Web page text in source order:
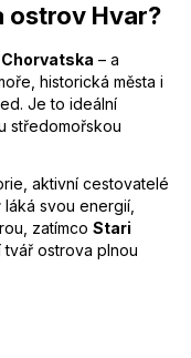
ostrov Hvar?
– a
historická města i
Je to ideální
středomořskou
aktivní cestovatelé
láká svou energií,
zatímco Stari
tvář ostrova plnou